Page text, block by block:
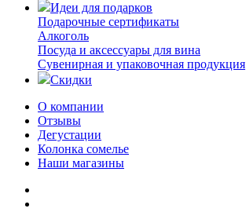
Идеи для подарков
Подарочные сертификаты
Алкоголь
Посуда и аксессуары для вина
Сувенирная и упаковочная продукция
Скидки
О компании
Отзывы
Дегустации
Колонка сомелье
Наши магазины